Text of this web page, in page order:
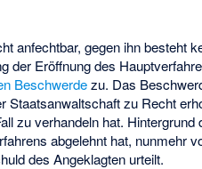
anfechtbar, gegen ihn besteht
der Eröffnung des
Beschwerdezu. Das
zu Recht
zu verhandeln hat.
abgelehnt hat, nunmehr
des Angeklagten urteilt.